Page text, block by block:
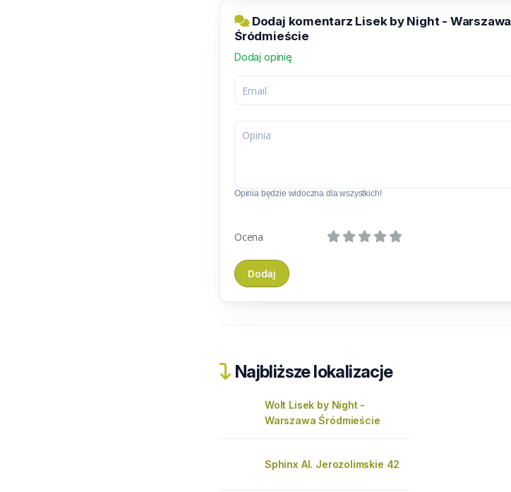
Dodaj komentarz Lisek by Night - Warszawa
Śródmieście
Dodaj opinię
Opinia będzie widoczna dla wszystkich!
Ocena
Najbliższe lokalizacje
Wolt Lisek by Night -
Warszawa Śródmieście
Sphinx Al. Jerozolimskie 42